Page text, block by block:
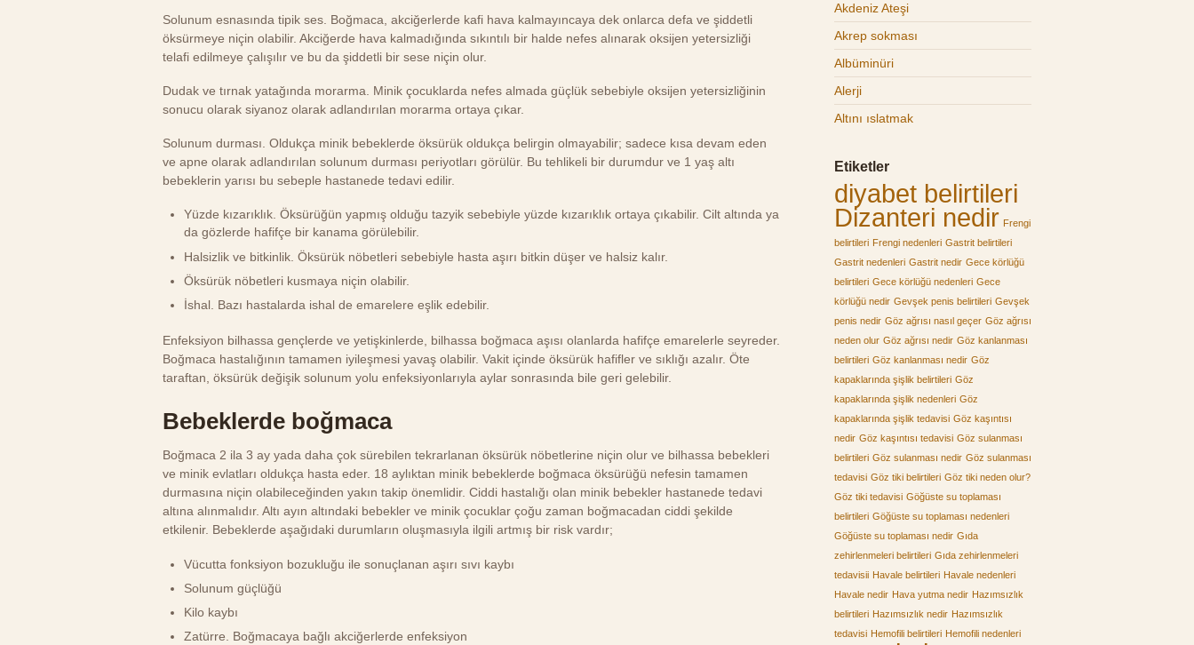
Solunum esnasında tipik ses. Boğmaca, akciğerlerde kafi hava kalmayıncaya dek onlarca defa ve şiddetli
öksürmeye niçin olabilir. Akciğerde hava kalmadığında sıkıntılı bir halde nefes alınarak oksijen yetersizliği
telafi edilmeye çalışılır ve bu da şiddetli bir sese niçin olur.
Dudak ve tırnak yatağında morarma. Minik çocuklarda nefes almada güçlük sebebiyle oksijen yetersizliğinin
sonucu olarak siyanoz olarak adlandırılan morarma ortaya çıkar.
Solunum durması. Oldukça minik bebeklerde öksürük oldukça belirgin olmayabilir; sadece kısa devam eden
ve apne olarak adlandırılan solunum durması periyotları görülür. Bu tehlikeli bir durumdur ve 1 yaş altı
bebeklerin yarısı bu sebeple hastanede tedavi edilir.
Yüzde kızarıklık. Öksürüğün yapmış olduğu tazyik sebebiyle yüzde kızarıklık ortaya çıkabilir. Cilt altında ya
da gözlerde hafifçe bir kanama görülebilir.
Halsizlik ve bitkinlik. Öksürük nöbetleri sebebiyle hasta aşırı bitkin düşer ve halsiz kalır.
Öksürük nöbetleri kusmaya niçin olabilir.
İshal. Bazı hastalarda ishal de emarelere eşlik edebilir.
Enfeksiyon bilhassa gençlerde ve yetişkinlerde, bilhassa boğmaca aşısı olanlarda hafifçe emarelerle seyreder.
Boğmaca hastalığının tamamen iyileşmesi yavaş olabilir. Vakit içinde öksürük hafifler ve sıklığı azalır. Öte
taraftan, öksürük değişik solunum yolu enfeksiyonlarıyla aylar sonrasında bile geri gelebilir.
Bebeklerde boğmaca
Boğmaca 2 ila 3 ay yada daha çok sürebilen tekrarlanan öksürük nöbetlerine niçin olur ve bilhassa bebekleri
ve minik evlatları oldukça hasta eder. 18 aylıktan minik bebeklerde boğmaca öksürüğü nefesin tamamen
durmasına niçin olabileceğinden yakın takip önemlidir. Ciddi hastalığı olan minik bebekler hastanede tedavi
altına alınmalıdır. Altı ayın altındaki bebekler ve minik çocuklar çoğu zaman boğmacadan ciddi şekilde
etkilenir. Bebeklerde aşağıdaki durumların oluşmasıyla ilgili artmış bir risk vardır;
Vücutta fonksiyon bozukluğu ile sonuçlanan aşırı sıvı kaybı
Solunum güçlüğü
Kilo kaybı
Zatürre. Boğmacaya bağlı akciğerlerde enfeksiyon
Akdeniz Ateşi
Akrep sokması
Albüminüri
Alerji
Altını ıslatmak
Etiketler
diyabet belirtileri
Dizanteri nedir Frengi
belirtileri Frengi nedenleri Gastrit belirtileri
Gastrit nedenleri Gastrit nedir Gece körlüğü
belirtileri Gece körlüğü nedenleri Gece
körlüğü nedir Gevşek penis belirtileri Gevşek
penis nedir Göz ağrısı nasıl geçer Göz ağrısı
neden olur Göz ağrısı nedir Göz kanlanması
belirtileri Göz kanlanması nedir Göz
kapaklarında şişlik belirtileri Göz
kapaklarında şişlik nedenleri Göz
kapaklarında şişlik tedavisi Göz kaşıntısı
nedir Göz kaşıntısı tedavisi Göz sulanması
belirtileri Göz sulanması nedir Göz sulanması
tedavisi Göz tiki belirtileri Göz tiki neden olur?
Göz tiki tedavisi Göğüste su toplaması
belirtileri Göğüste su toplaması nedenleri
Göğüste su toplaması nedir Gıda
zehirlenmeleri belirtileri Gıda zehirlenmeleri
tedavisii Havale belirtileri Havale nedenleri
Havale nedir Hava yutma nedir Hazımsızlık
belirtileri Hazımsızlık nedir Hazımsızlık
tedavisi Hemofili belirtileri Hemofili nedenleri